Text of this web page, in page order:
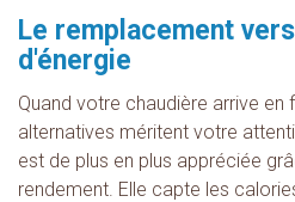
Le remplacement
d'énergie
Quand votre chaudière arrive en
alternatives méritent votre
est de plus en plus appréciée
rendement. Elle capte les